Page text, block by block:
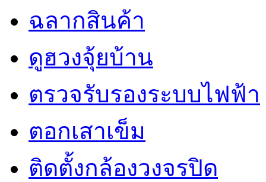
ฉลากสินค้า
ดูฮวงจุ้ยบ้าน
ตรวจรับรองระบบไฟฟ้า
ตอกเสาเข็ม
ติดตั้งกล้องวงจรปิด